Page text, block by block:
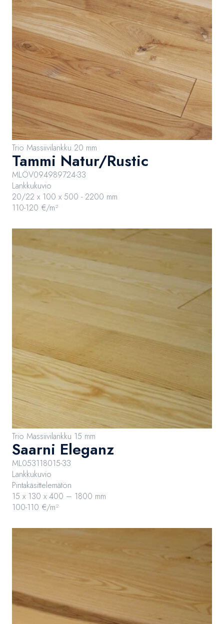
Trio Massiivilankku 20 mm
Tammi Natur/Rustic
MLÖV094989724-33
Lankkukuvio
20/22 x 100 x 500 - 2200 mm
110-120 €/m²
Trio Massiivilankku 15 mm
Saarni Eleganz
ML053118015-33
Lankkukuvio
Pintakäsittelemätön
15 x 130 x 400 – 1800 mm
100-110 €/m²